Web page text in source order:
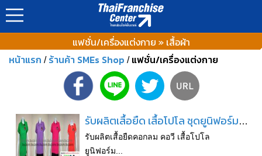
แฟชั่น/เครื่องแต่งกาย » เสื้อผ้า
หน้าแรก / ร้านค้า SMEs Shop / แฟชั่น/เครื่องแต่งกาย
รับผลิตเสื้อยืด เสื้อโปโล ชุดยูนิฟอร์ม เสื้อหน่วยงาน เสื้อโปโลพละ เสื้อแฟชั่น
รับผลิตเสื้อยืดคอกลม คอวี เสื้อโปโล
ยูนิฟอร์ม...